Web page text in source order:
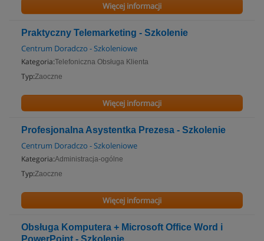
Więcej informacji
Praktyczny Telemarketing - Szkolenie
Centrum Doradczo - Szkoleniowe
Kategoria:Telefoniczna Obsługa Klienta
Typ:Zaoczne
Więcej informacji
Profesjonalna Asystentka Prezesa - Szkolenie
Centrum Doradczo - Szkoleniowe
Kategoria:Administracja-ogólne
Typ:Zaoczne
Więcej informacji
Obsługa Komputera + Microsoft Office Word i
PowerPoint - Szkolenie